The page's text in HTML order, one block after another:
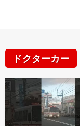
ドクターカー